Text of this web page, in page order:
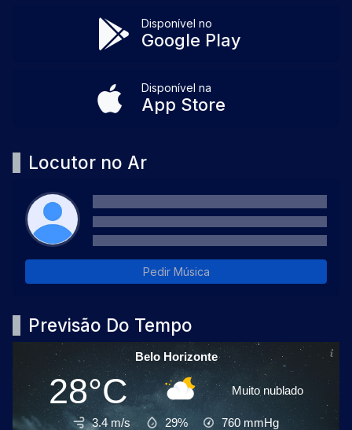
Disponível no
Google Play
Disponível na
App Store
Locutor no Ar
Pedir Música
Previsão Do Tempo
Belo Horizonte
28°C Muito nublado
3.4 m/s 29% 760 mmHg